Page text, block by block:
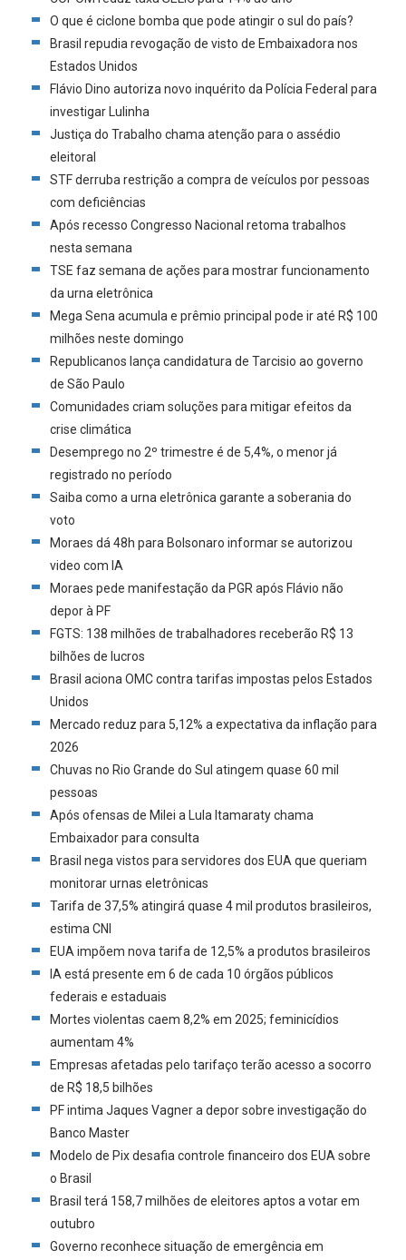
O que é ciclone bomba que pode atingir o sul do país?
Brasil repudia revogação de visto de Embaixadora nos
Estados Unidos
Flávio Dino autoriza novo inquérito da Polícia Federal para
investigar Lulinha
Justiça do Trabalho chama atenção para o assédio
eleitoral
STF derruba restrição a compra de veículos por pessoas
com deficiências
Após recesso Congresso Nacional retoma trabalhos
nesta semana
TSE faz semana de ações para mostrar funcionamento
da urna eletrônica
Mega Sena acumula e prêmio principal pode ir até R$ 100
milhões neste domingo
Republicanos lança candidatura de Tarcisio ao governo
de São Paulo
Comunidades criam soluções para mitigar efeitos da
crise climática
Desemprego no 2º trimestre é de 5,4%, o menor já
registrado no período
Saiba como a urna eletrônica garante a soberania do
voto
Moraes dá 48h para Bolsonaro informar se autorizou
video com IA
Moraes pede manifestação da PGR após Flávio não
depor à PF
FGTS: 138 milhões de trabalhadores receberão R$ 13
bilhões de lucros
Brasil aciona OMC contra tarifas impostas pelos Estados
Unidos
Mercado reduz para 5,12% a expectativa da inflação para
2026
Chuvas no Rio Grande do Sul atingem quase 60 mil
pessoas
Após ofensas de Milei a Lula Itamaraty chama
Embaixador para consulta
Brasil nega vistos para servidores dos EUA que queriam
monitorar urnas eletrônicas
Tarifa de 37,5% atingirá quase 4 mil produtos brasileiros,
estima CNI
EUA impõem nova tarifa de 12,5% a produtos brasileiros
IA está presente em 6 de cada 10 órgãos públicos
federais e estaduais
Mortes violentas caem 8,2% em 2025; feminicídios
aumentam 4%
Empresas afetadas pelo tarifaço terão acesso a socorro
de R$ 18,5 bilhões
PF intima Jaques Vagner a depor sobre investigação do
Banco Master
Modelo de Pix desafia controle financeiro dos EUA sobre
o Brasil
Brasil terá 158,7 milhões de eleitores aptos a votar em
outubro
Governo reconhece situação de emergência em